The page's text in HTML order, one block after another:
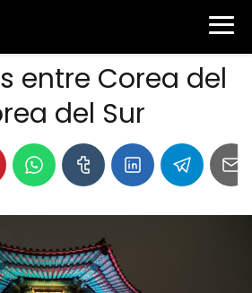
entre Corea del
del Sur